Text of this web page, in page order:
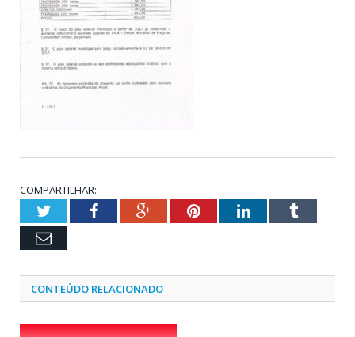
COMPARTILHAR:
TwitterFacebookGoogle+PinterestLinkedInTumblr
Email
CONTEÚDO RELACIONADO